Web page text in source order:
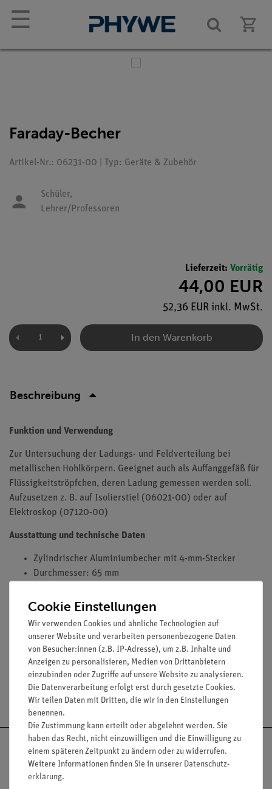
☰
Faraday-Becher
Artikel-Nr.: 06231-00 | Typ: Geräte & Zubehör
Schüler,
Lehrer/Professoren
Lieferzeit: Vorrätig
44,00 EUR
52,36 EUR inkl. MwSt.
In den Warenkorb
Beschreibung
Funktion und Verwendung
Zur Untersuchung der Ladungs- und Feldverteilung bei
metallischen Hohlkörpern. Geeignet auch als Auffanggefäß für
Flüssigkeitströpfchen, deren Ladung gemessen werden soll.
Aufzusetzen z. B. auf Isolierstiel (06021-00) oder auf
Elektroskop (07120-00)
Ausstattung und technische Daten
Zylindrischer Aluminiumbecher mit 4-mm-Stecker
Durchmesser: 65 mm
Versandkostenfrei ab 300,- €
Cookie Einstellungen
Wir verwenden Cookies und ähnliche Technologien auf
unserer Website und verarbeiten personenbezogene Daten
von Besucher:innen (z.B. IP-Adresse), um z.B. Inhalte und
Anzeigen zu personalisieren, Medien von Drittanbietern
einzubinden oder Zugriffe auf unsere Website zu analysieren.
Die Datenverarbeitung erfolgt erst durch gesetzte Cookies.
Wir teilen Daten mit Dritten, die wir in den Einstellungen
benennen.
Die Zustimmung kann erteilt oder abgelehnt werden. Sie
haben das Recht, nicht einzuwilligen und die Einwilligung zu
einem späteren Zeitpunkt zu ändern oder zu widerrufen.
Weitere Informationen finden Sie in unserer Daten­schutz­
erklärung.